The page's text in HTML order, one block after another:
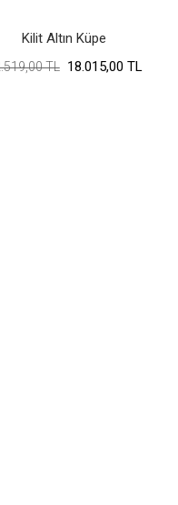
Kilit Altın Küpe
TL 18.015,00 TL